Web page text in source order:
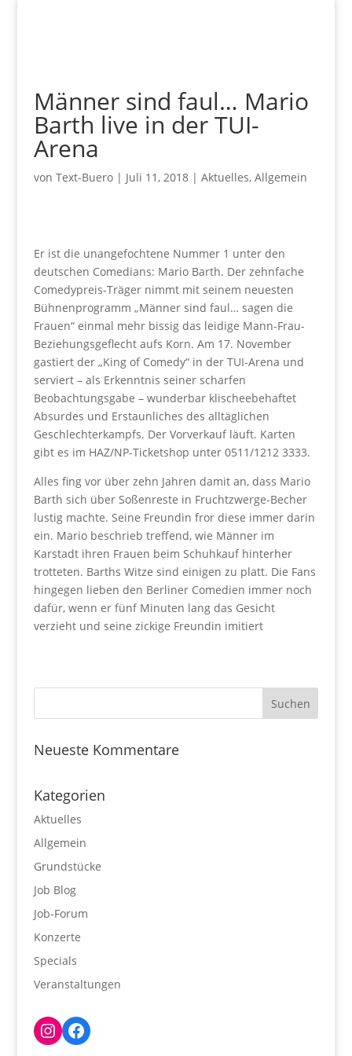
Männer sind faul… Mario
Barth live in der TUI-
Arena
von Text-Buero| Juli 11, 2018| Aktuelles, Allgemein
Er ist die unangefochtene Nummer 1 unter den
deutschen Comedians: Mario Barth. Der zehnfache
Comedypreis-Träger nimmt mit seinem neuesten
Bühnenprogramm „Männer sind faul… sagen die
Frauen“ einmal mehr bissig das leidige Mann-Frau-
Beziehungsgeflecht aufs Korn. Am 17. November
gastiert der „King of Comedy“ in der TUI-Arena und
serviert – als Erkenntnis seiner scharfen
Beobachtungsgabe – wunderbar klischeebehaftet
Absurdes und Erstaunliches des alltäglichen
Geschlechterkampfs. Der Vorverkauf läuft. Karten
gibt es im HAZ/NP-Ticketshop unter 0511/1212 3333.
Alles fing vor über zehn Jahren damit an, dass Mario
Barth sich über Soßenreste in Fruchtzwerge-Becher
lustig machte. Seine Freundin fror diese immer darin
ein. Mario beschrieb treffend, wie Männer im
Karstadt ihren Frauen beim Schuhkauf hinterher
trotteten. Barths Witze sind einigen zu platt. Die Fans
hingegen lieben den Berliner Comedien immer noch
dafür, wenn er fünf Minuten lang das Gesicht
verzieht und seine zickige Freundin imitiert
Neueste Kommentare
Kategorien
Aktuelles
Allgemein
Grundstücke
Job Blog
Job-Forum
Konzerte
Specials
Veranstaltungen
Instagram
Facebook